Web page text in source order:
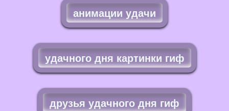
анимации удачи
удачного дня картинки гиф
друзья удачного дня гиф